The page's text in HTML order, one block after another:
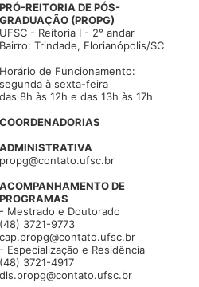
PRÓ-REITORIA DE PÓS-
GRADUAÇÃO (PROPG)
UFSC - Reitoria I - 2° andar
Bairro: Trindade, Florianópolis/SC
Horário de Funcionamento:
segunda à sexta-feira
das 8h às 12h e das 13h às 17h
COORDENADORIAS
ADMINISTRATIVA
propg@contato.ufsc.br
ACOMPANHAMENTO DE
PROGRAMAS
- Mestrado e Doutorado
(48) 3721-9773
cap.propg@contato.ufsc.br
- Especialização e Residência
(48) 3721-4917
dls.propg@contato.ufsc.br